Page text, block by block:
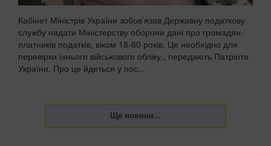
Кабінет Міністрів України зобов’язав Державну податкову
службу надати Міністерству оборони дані про громадян-
платників податків, віком 18-60 років. Це необхідно для
перевірки їхнього військового обліку., передають Патріоти
України. Про це йдеться у пос...